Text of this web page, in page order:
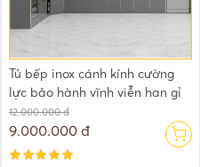
Tủ bếp inox cánh kính cường
lực bảo hành vĩnh viễn han gỉ
12.000.000 đ
9.000.000 đ